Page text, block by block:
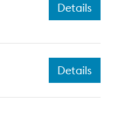
Details
Details